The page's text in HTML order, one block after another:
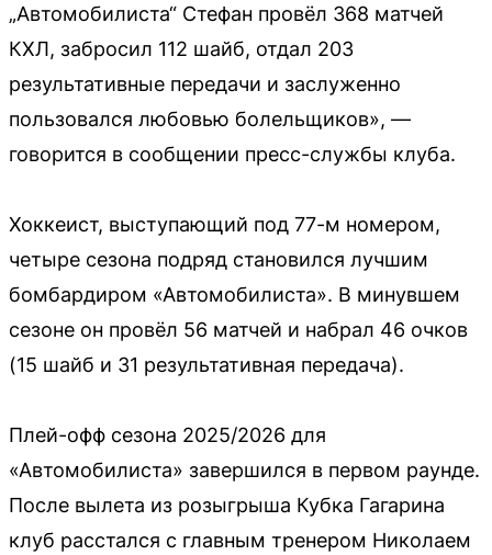
„Автомобилиста“ Стефан провёл 368 матчей
КХЛ, забросил 112 шайб, отдал 203
результативные передачи и заслуженно
пользовался любовью болельщиков», —
говорится в сообщении пресс-службы клуба.
Хоккеист, выступающий под 77-м номером,
четыре сезона подряд становился лучшим
бомбардиром «Автомобилиста». В минувшем
сезоне он провёл 56 матчей и набрал 46 очков
(15 шайб и 31 результативная передача).
Плей-офф сезона 2025/2026 для
«Автомобилиста» завершился в первом раунде.
После вылета из розыгрыша Кубка Гагарина
клуб расстался с главным тренером Николаем